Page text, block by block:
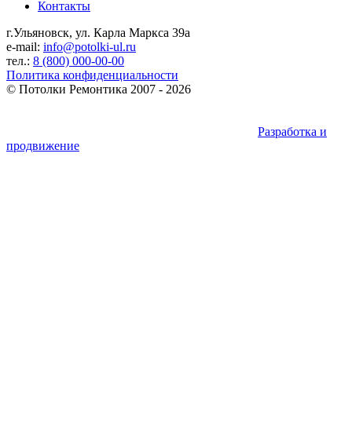
Контакты
г.Ульяновск, ул. Карла Маркса 39а
e-mail: info@potolki-ul.ru
тел.: 8 (800) 000-00-00
Политика конфиденциальности
© Потолки Ремонтика 2007 - 2026
Разработка и
продвижение